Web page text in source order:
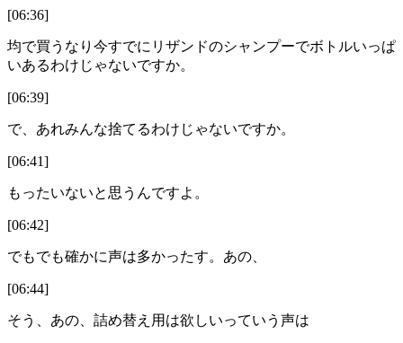
[06:36]
均で買うなり今すでにリザンドのシャンプーでボトルいっぱ
いあるわけじゃないですか。
[06:39]
で、あれみんな捨てるわけじゃないですか。
[06:41]
もったいないと思うんですよ。
[06:42]
でもでも確かに声は多かったす。あの、
[06:44]
そう、あの、詰め替え用は欲しいっていう声は